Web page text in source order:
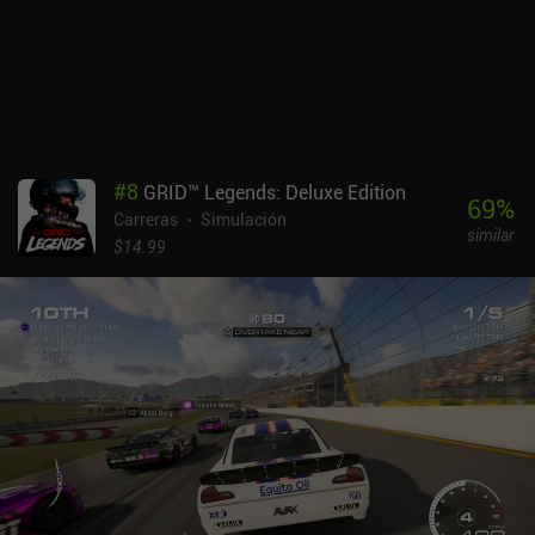
#8 GRID™ Legends: Deluxe Edition
Carreras
Simulación
$14.99
69%
similar